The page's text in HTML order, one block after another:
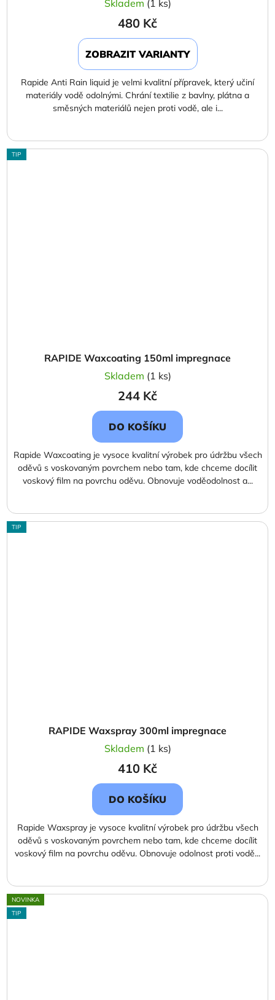
Skladem (1 ks)
480 Kč
ZOBRAZIT VARIANTY
Rapide Anti Rain liquid je velmi kvalitní přípravek, který učiní
materiály vodě odolnými. Chrání textilie z bavlny, plátna a
směsných materiálů nejen proti vodě, ale i...
TIP
RAPIDE Waxcoating 150ml impregnace
Skladem (1 ks)
244 Kč
DO KOŠÍKU
Rapide Waxcoating je vysoce kvalitní výrobek pro údržbu všech
oděvů s voskovaným povrchem nebo tam, kde chceme docílit
voskový film na povrchu oděvu. Obnovuje voděodolnost a...
TIP
RAPIDE Waxspray 300ml impregnace
Skladem (1 ks)
410 Kč
DO KOŠÍKU
Rapide Waxspray je vysoce kvalitní výrobek pro údržbu všech
oděvů s voskovaným povrchem nebo tam, kde chceme docílit
voskový film na povrchu oděvu. Obnovuje odolnost proti vodě...
NOVINKA
TIP